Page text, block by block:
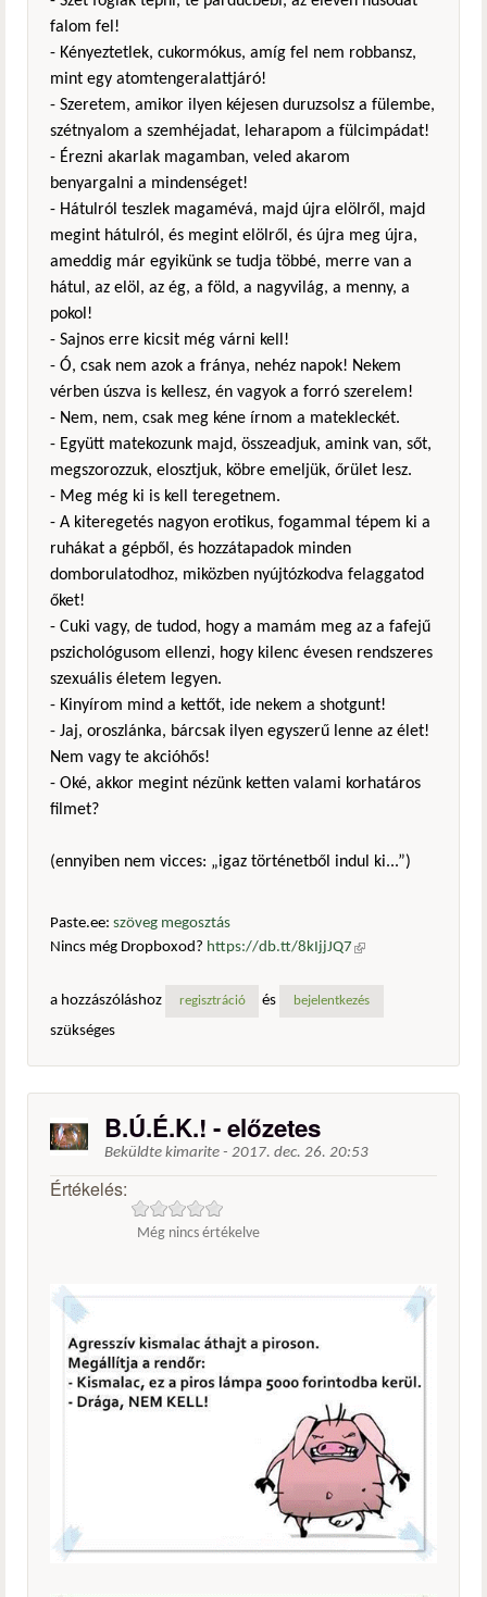
falom fel!
- Kényeztetlek, cukormókus, amíg fel nem robbansz,
mint egy atomtengeralattjáró!
- Szeretem, amikor ilyen kéjesen duruzsolsz a fülembe,
szétnyalom a szemhéjadat, leharapom a fülcimpádat!
- Érezni akarlak magamban, veled akarom
benyargalni a mindenséget!
- Hátulról teszlek magamévá, majd újra elölről, majd
megint hátulról, és megint elölről, és újra meg újra,
ameddig már egyikünk se tudja többé, merre van a
hátul, az elöl, az ég, a föld, a nagyvilág, a menny, a
pokol!
- Sajnos erre kicsit még várni kell!
- Ó, csak nem azok a fránya, nehéz napok! Nekem
vérben úszva is kellesz, én vagyok a forró szerelem!
- Nem, nem, csak meg kéne írnom a matekleckét.
- Együtt matekozunk majd, összeadjuk, amink van, sőt,
megszorozzuk, elosztjuk, köbre emeljük, őrület lesz.
- Meg még ki is kell teregetnem.
- A kiteregetés nagyon erotikus, fogammal tépem ki a
ruhákat a gépből, és hozzátapadok minden
domborulatodhoz, miközben nyújtózkodva felaggatod
őket!
- Cuki vagy, de tudod, hogy a mamám meg az a fafejű
pszichológusom ellenzi, hogy kilenc évesen rendszeres
szexuális életem legyen.
- Kinyírom mind a kettőt, ide nekem a shotgunt!
- Jaj, oroszlánka, bárcsak ilyen egyszerű lenne az élet!
Nem vagy te akcióhős!
- Oké, akkor megint nézünk ketten valami korhatáros
filmet?
(ennyiben nem vicces: „igaz történetből indul ki...”)
Paste.ee: szöveg megosztás
Nincs még Dropboxod? https://db.tt/8kIjjJQ7 (külső
a hozzászóláshoz
regisztráció és bejelentkezés
szükséges
B.Ú.É.K.! - előzetes
Beküldte kimarite - 2017. dec. 26. 20:53
Értékelés:
Még nincs értékelve